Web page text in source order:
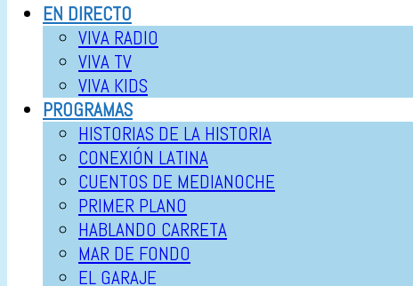
EN DIRECTO
VIVA RADIO
VIVA TV
VIVA KIDS
PROGRAMAS
HISTORIAS DE LA HISTORIA
CONEXIÓN LATINA
CUENTOS DE MEDIANOCHE
PRIMER PLANO
HABLANDO CARRETA
MAR DE FONDO
EL GARAJE